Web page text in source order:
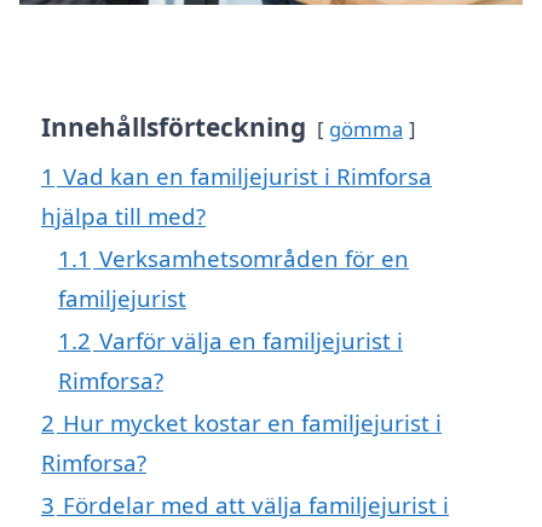
Innehållsförteckning gömma
1 Vad kan en familjejurist i Rimforsa
hjälpa till med?
1.1 Verksamhetsområden för en
familjejurist
1.2 Varför välja en familjejurist i
Rimforsa?
2 Hur mycket kostar en familjejurist i
Rimforsa?
3 Fördelar med att välja familjejurist i